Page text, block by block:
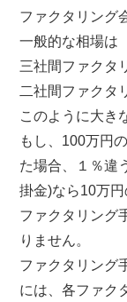
ファクタリング
一般的な相場は
三社間ファクタ
二社間ファクタ
このように大き
もし、100万円
た場合、１％違
掛金)なら10万円
ファクタリング
りません。
ファクタリング
には、各ファク